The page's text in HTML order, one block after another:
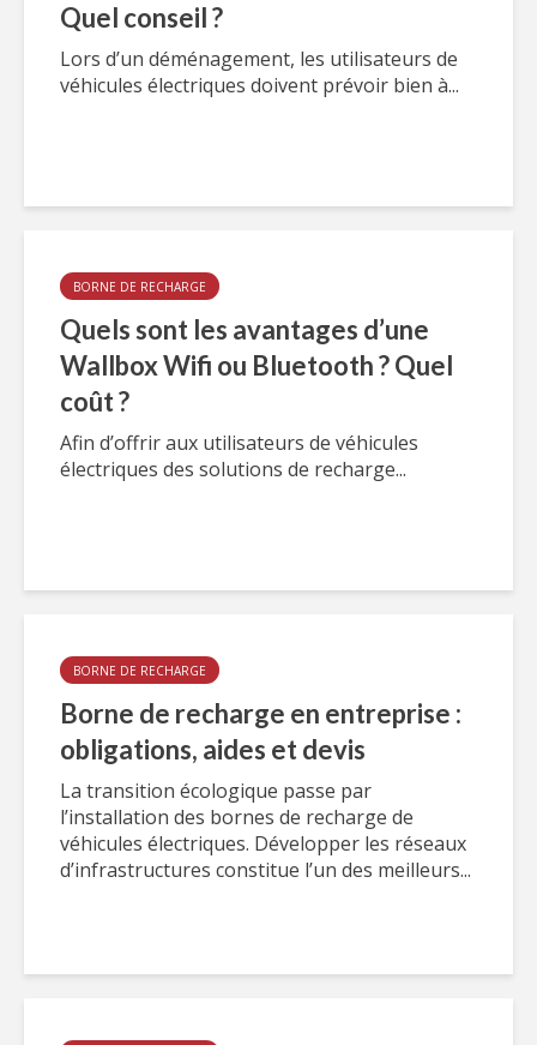
Quel conseil ?
Lors d’un déménagement, les utilisateurs de
véhicules électriques doivent prévoir bien à...
BORNE DE RECHARGE
Quels sont les avantages d’une
Wallbox Wifi ou Bluetooth ? Quel
coût ?
Afin d’offrir aux utilisateurs de véhicules
électriques des solutions de recharge...
BORNE DE RECHARGE
Borne de recharge en entreprise :
obligations, aides et devis
La transition écologique passe par
l’installation des bornes de recharge de
véhicules électriques. Développer les réseaux
d’infrastructures constitue l’un des meilleurs...